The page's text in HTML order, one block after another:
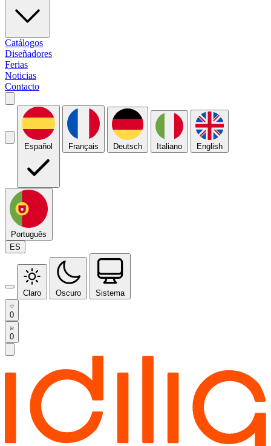
Catálogos
Diseñadores
Ferias
Noticias
Contacto
Español Français Deutsch Italiano English
Português
ES
Claro Oscuro Sistema
0
0